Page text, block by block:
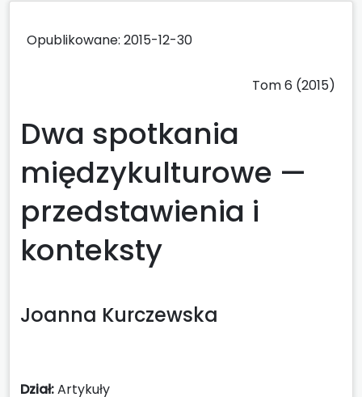
Opublikowane: 2015-12-30
Tom 6 (2015)
Dwa spotkania
międzykulturowe —
przedstawienia i
konteksty
Joanna Kurczewska
Dział:Artykuły